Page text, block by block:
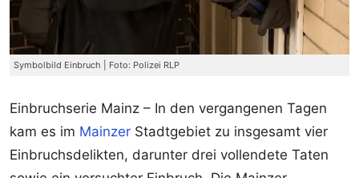
Symbolbild Einbruch | Foto: Polizei RLP
Einbruchserie Mainz – In den vergangenen Tagen
kam es im Mainzer Stadtgebiet zu insgesamt vier
Einbruchsdelikten, darunter drei vollendete Taten